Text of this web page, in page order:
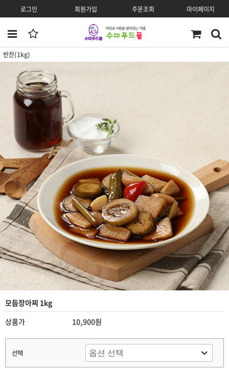
로그인 회원가입 주문조회 마이페이지
반찬(1kg)
모듬장아찌 1kg
상품가
10,900원
선택